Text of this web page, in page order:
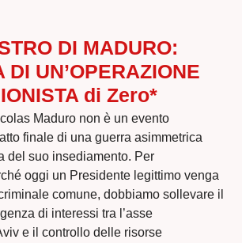
DI MADURO:
DI UN’OPERAZIONE
di Zero*
Maduro non è un evento
finale di una guerra asimmetrica
del suo insediamento. Per
oggi un Presidente legittimo venga
comune, dobbiamo sollevare il
di interessi tra l’asse
e il controllo delle risorse